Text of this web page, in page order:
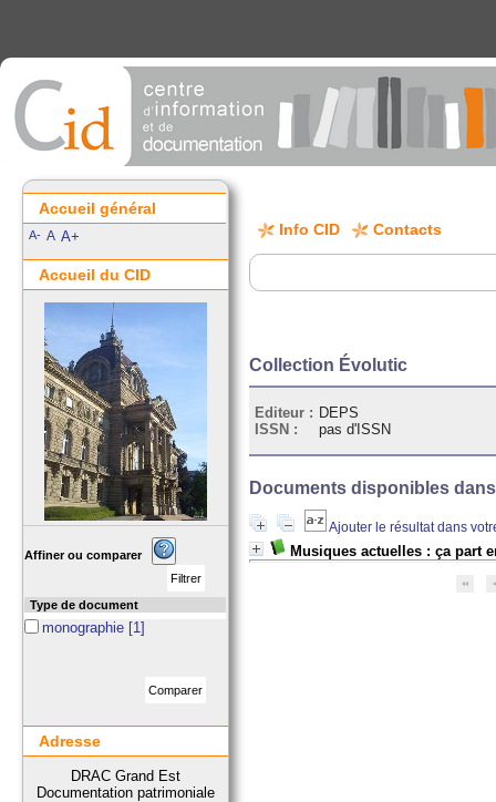
Info CID Contacts
Collection Évolutic
Editeur : DEPS
ISSN :
pas d'ISSN
Documents disponibles
Ajouter le résultat dans
Musiques actuelles : ça part
Accueil général
A- A A+
Accueil du CID
Affiner ou comparer
Type de document
monographie [1]
Adresse
DRAC Grand Est
Documentation patrimoniale